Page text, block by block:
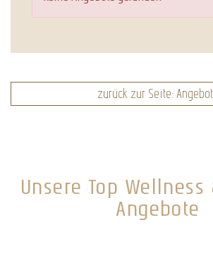
zurück zur Seite:
Unsere Top Wellness
Angebote